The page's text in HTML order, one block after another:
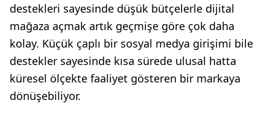
destekleri sayesinde düşük bütçelerle dijital
mağaza açmak artık geçmişe göre çok daha
kolay. Küçük çaplı bir sosyal medya girişimi bile
destekler sayesinde kısa sürede ulusal hatta
küresel ölçekte faaliyet gösteren bir markaya
dönüşebiliyor.